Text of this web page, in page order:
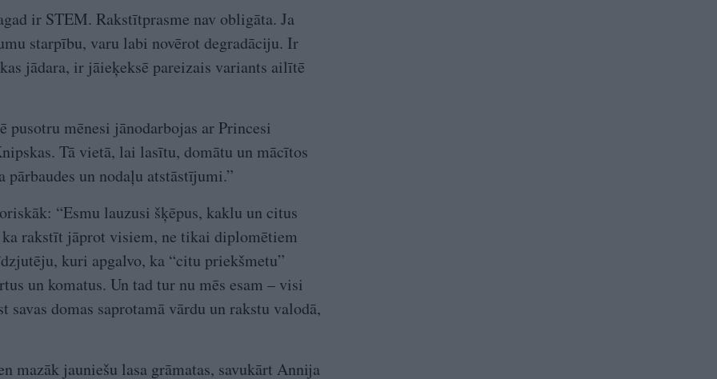
ir STEM. Rakstītprasme nav obligāta. Ja
starpību, varu labi novērot degradāciju. Ir
jādara, ir jāieķeksē pareizais variants ailītē
mēnesi jānodarbojas ar Princesi
Tā vietā, lai lasītu, domātu un mācītos
un nodaļu atstāstījumi.”
“Esmu lauzusi šķēpus, kaklu un citus
rakstīt jāprot visiem, ne tikai diplomētiem
kuri apgalvo, ka “citu priekšmetu”
un komatus. Un tad tur nu mēs esam – visi
domas saprotamā vārdu un rakstu valodā,
mazāk jauniešu lasa grāmatas, savukārt Annija